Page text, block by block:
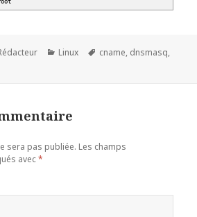
Catégories
Linux
Mots-
cname, dnsmasq,
sera pas publiée. Les champs
avec*